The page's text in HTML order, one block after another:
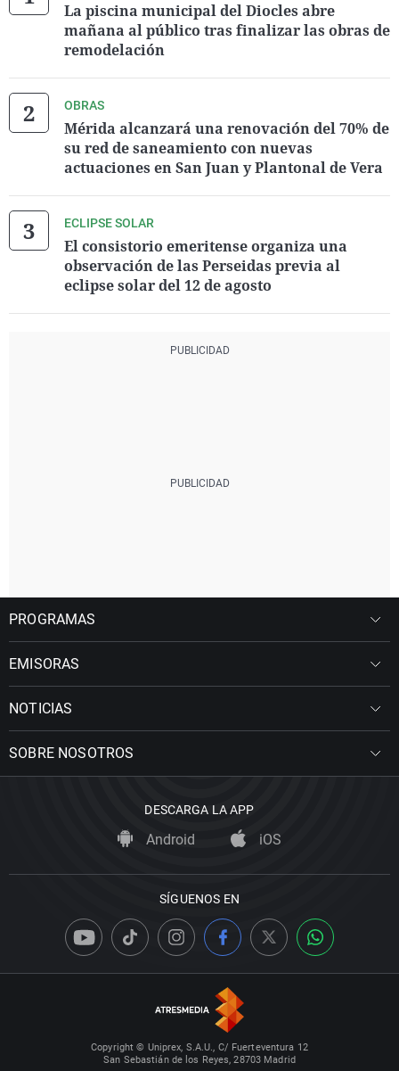
La piscina municipal del Diocles abre
mañana al público tras finalizar las obras de
remodelación
OBRAS
Mérida alcanzará una renovación del 70% de
su red de saneamiento con nuevas
actuaciones en San Juan y Plantonal de Vera
ECLIPSE SOLAR
El consistorio emeritense organiza una
observación de las Perseidas previa al
eclipse solar del 12 de agosto
PROGRAMAS
EMISORAS
NOTICIAS
SOBRE NOSOTROS
DESCARGA LA APP
Android iOS
SÍGUENOS EN
Copyright © Uniprex, S.A.U., C/ Fuerteventura 12
San Sebastián de los Reyes, 28703 Madrid